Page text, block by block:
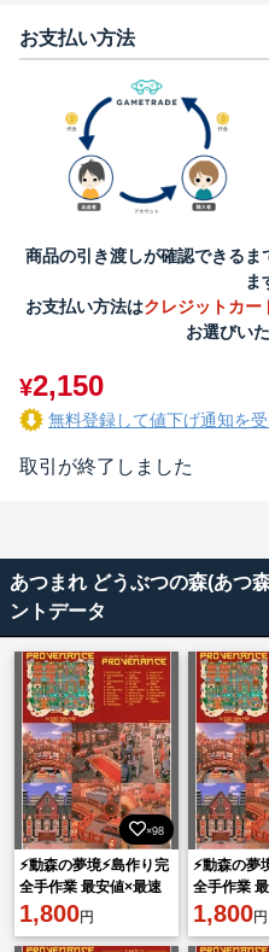
お支払い方法
商品の引き渡しが確認できるま
ま
お支払い方法はクレジットカー
お選びい
¥2,150
無料登録して値下げ通知を
取引が終了しました
あつまれ どうぶつの森(あつ
ントデータ
×98
⚡動森の夢境⚡島作り完
全手作業 最安値×最速
対応⭐Ver.3.0＆Switch2
対応
1,800円
⚡動森の夢
全手作業
対応
対応
1,800円